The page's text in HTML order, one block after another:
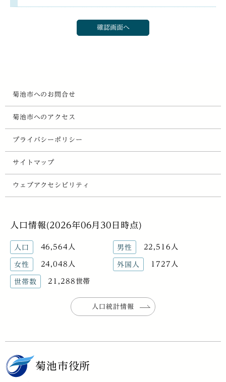
菊池市へのお問合せ
菊池市へのアクセス
プライバシーポリシー
サイトマップ
ウェブアクセシビリティ
人口情報(2026年06月30日時点)
人口 46,564人 男性 22,516人
女性 24,048人 外国人 1727人
世帯数 21,288世帯
人口統計情報
菊池市役所